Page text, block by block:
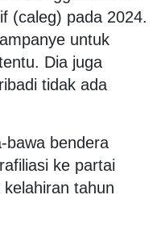
(caleg) pada 2024.
untuk
Dia juga
tidak ada
bawa bendera
ke partai
tahun